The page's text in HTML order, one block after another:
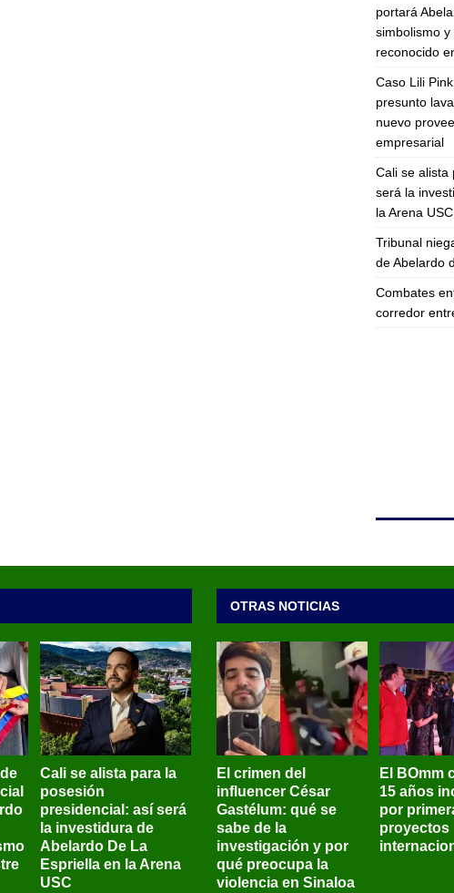
portará
simbolismo
reconocido
Caso Lili
presunto
nuevo
empresarial
Cali se alista
será la
la Arena USC
Tribunal
de Abelardo
Combates
corredor
Cali se alista para la
posesión
presidencial: así será
la investidura de
Abelardo De La
Espriella en la Arena
USC
OTRAS NOTICIAS
El crimen del
influencer César
Gastélum: qué se
sabe de la
investigación y por
qué preocupa la
violencia en Sinaloa
El BOmm
15 años
por
proyectos